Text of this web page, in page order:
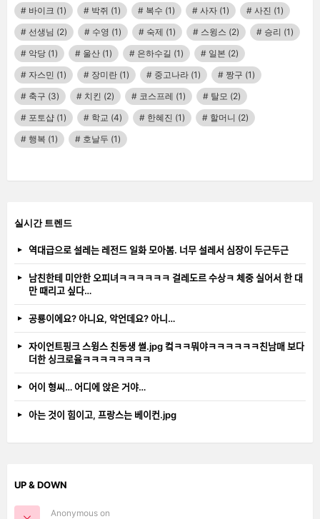
바이크 (1) 박쥐 (1) 복수 (1) 사자 (1) 사진 (1)
선생님 (2) 수영 (1) 숙제 (1) 스윙스 (2) 승리 (1)
악당 (1) 울산 (1) 은하수길 (1) 일본 (2)
자스민 (1) 장미란 (1) 중고나라 (1) 짱구 (1)
축구 (3) 치킨 (2) 코스프레 (1) 탈모 (2)
포토샵 (1) 학교 (4) 한혜진 (1) 할머니 (2)
행복 (1) 호날두 (1)
실시간 트렌드
역대급으로 설레는 레전드 일화 모아봄. 너무 설레서 심장이 두근두근
남친한테 미안한 오피녀ㅋㅋㅋㅋㅋㅋ 걸레도르 수상ㅋ 체중 실어서 한 대
만 때리고 싶다…
공룡이에요? 아니요, 악언데요? 아니…
자이언트핑크 스윙스 친동생 썰.jpg 컼ㅋㅋ뭐야ㅋㅋㅋㅋㅋㅋ친남매 보다
더한 싱크로율ㅋㅋㅋㅋㅋㅋㅋㅋ
어이 형씨… 어디에 앉은 거야…
아는 것이 힘이고, 프랑스는 베이컨.jpg
UP & DOWN
Anonymous on